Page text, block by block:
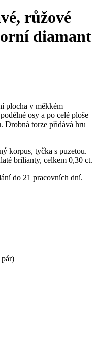
růžové
diamant
plocha v měkkém
osy a po celé ploše
Drobná torze přidává hru
korpus, tyčka s puzetou.
brilianty, celkem 0,30 ct.
do 21 pracovních dní.